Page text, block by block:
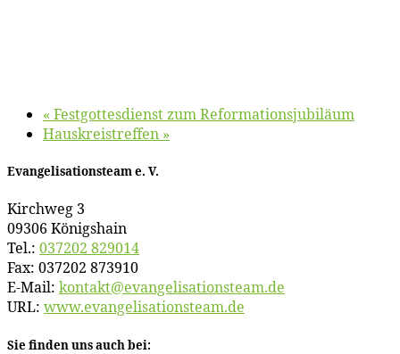
« Fest­got­tes­dienst zum Reformationsjubiläum
Haus­kreis­tref­fen »
Evan­ge­li­sa­ti­ons­team e. V.
Kirch­weg 3
09306 Königshain
Tel.: 037202 829014
Fax: 037202 873910
E‑Mail: kontakt@​evangelisationsteam.​de
URL: www​.evan​ge​li​sa​ti​ons​team​.de
Sie fin­den uns auch bei: